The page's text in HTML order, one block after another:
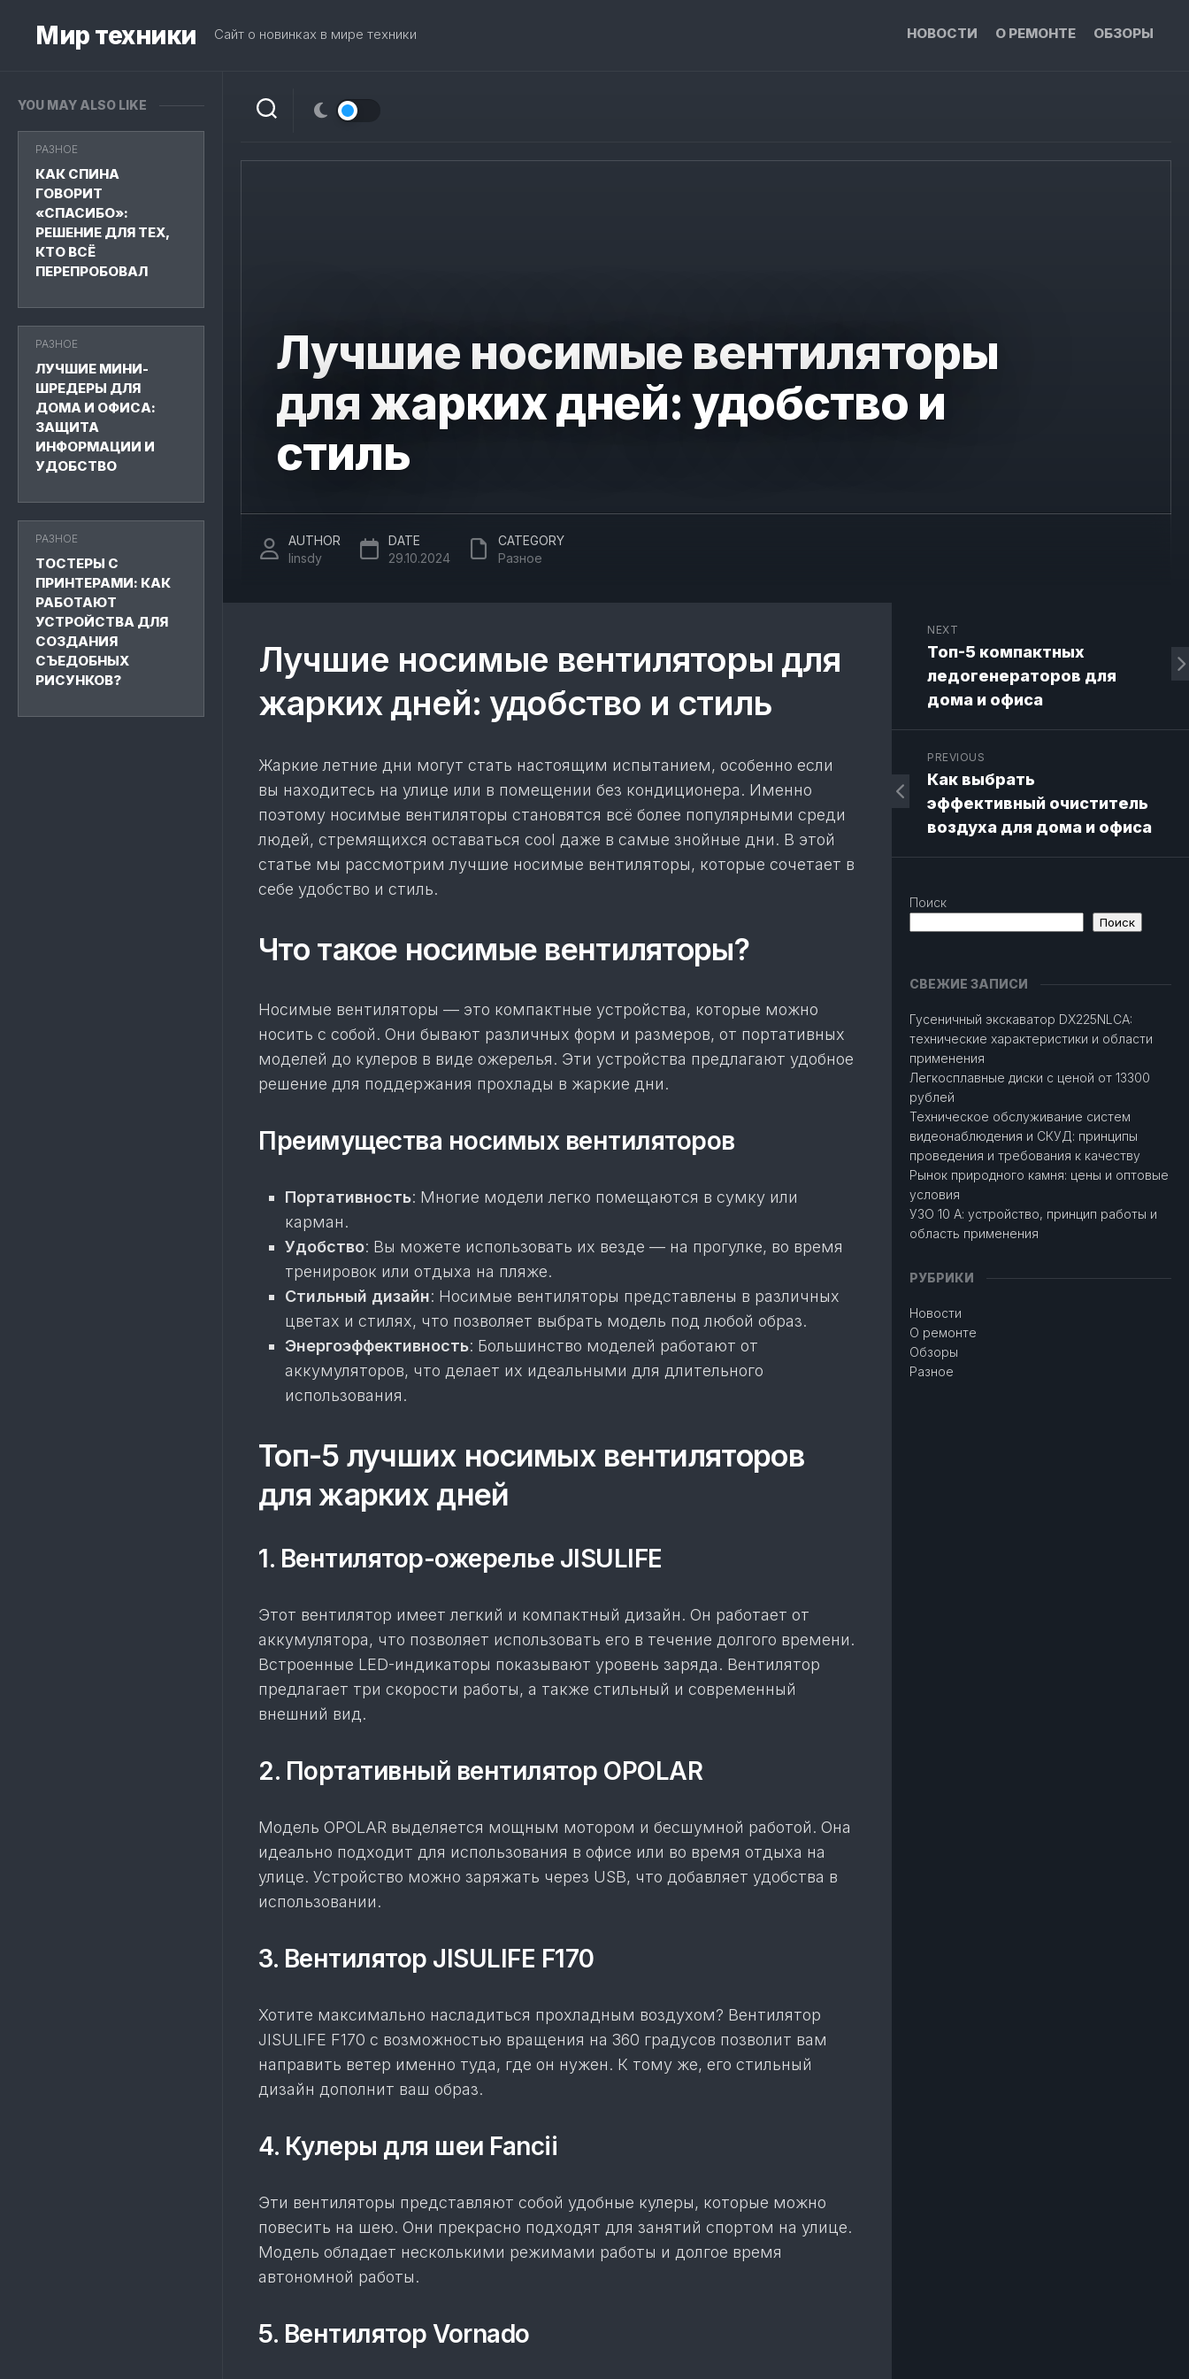
contentМир техники Сайт о новинках в мире техники НОВОСТИ О РЕМОНТЕ ОБЗОРЫ
YOU MAY ALSO LIKE
РАЗНОЕ
КАК СПИНА
ГОВОРИТ
«СПАСИБО»:
РЕШЕНИЕ ДЛЯ ТЕХ,
КТО ВСЁ
ПЕРЕПРОБОВАЛ
РАЗНОЕ
ЛУЧШИЕ МИНИ-
ШРЕДЕРЫ ДЛЯ
ДОМА И ОФИСА:
ЗАЩИТА
ИНФОРМАЦИИ И
УДОБСТВО
РАЗНОЕ
ТОСТЕРЫ С
ПРИНТЕРАМИ: КАК
РАБОТАЮТ
УСТРОЙСТВА ДЛЯ
СОЗДАНИЯ
СЪЕДОБНЫХ
РИСУНКОВ?
Лучшие носимые вентиляторы
для жарких дней: удобство и
стиль
AUTHOR
linsdy
DATE
29.10.2024
CATEGORY
Разное
Лучшие носимые вентиляторы для
жарких дней: удобство и стиль
Жаркие летние дни могут стать настоящим испытанием, особенно если
вы находитесь на улице или в помещении без кондиционера. Именно
поэтому носимые вентиляторы становятся всё более популярными среди
людей, стремящихся оставаться cool даже в самые знойные дни. В этой
статье мы рассмотрим лучшие носимые вентиляторы, которые сочетает в
себе удобство и стиль.
Что такое носимые вентиляторы?
Носимые вентиляторы — это компактные устройства, которые можно
носить с собой. Они бывают различных форм и размеров, от портативных
моделей до кулеров в виде ожерелья. Эти устройства предлагают удобное
решение для поддержания прохлады в жаркие дни.
Преимущества носимых вентиляторов
Портативность: Многие модели легко помещаются в сумку или
карман.
Удобство: Вы можете использовать их везде — на прогулке, во время
тренировок или отдыха на пляже.
Стильный дизайн: Носимые вентиляторы представлены в различных
цветах и стилях, что позволяет выбрать модель под любой образ.
Энергоэффективность: Большинство моделей работают от
аккумуляторов, что делает их идеальными для длительного
использования.
Топ-5 лучших носимых вентиляторов
для жарких дней
1. Вентилятор-ожерелье JISULIFE
Этот вентилятор имеет легкий и компактный дизайн. Он работает от
аккумулятора, что позволяет использовать его в течение долгого времени.
Встроенные LED-индикаторы показывают уровень заряда. Вентилятор
предлагает три скорости работы, а также стильный и современный
внешний вид.
2. Портативный вентилятор OPOLAR
Модель OPOLAR выделяется мощным мотором и бесшумной работой. Она
идеально подходит для использования в офисе или во время отдыха на
улице. Устройство можно заряжать через USB, что добавляет удобства в
использовании.
3. Вентилятор JISULIFE F170
Хотите максимально насладиться прохладным воздухом? Вентилятор
JISULIFE F170 с возможностью вращения на 360 градусов позволит вам
направить ветер именно туда, где он нужен. К тому же, его стильный
дизайн дополнит ваш образ.
4. Кулеры для шеи Fancii
Эти вентиляторы представляют собой удобные кулеры, которые можно
повесить на шею. Они прекрасно подходят для занятий спортом на улице.
Модель обладает несколькими режимами работы и долгое время
автономной работы.
5. Вентилятор Vornado
NEXT
Топ-5 компактных
ледогенераторов для
дома и офиса
PREVIOUS
Как выбрать
эффективный очиститель
воздуха для дома и офиса
Поиск
Поиск
СВЕЖИЕ ЗАПИСИ
Гусеничный экскаватор DX225NLCA:
технические характеристики и области
применения
Легкосплавные диски с ценой от 13300
рублей
Техническое обслуживание систем
видеонаблюдения и СКУД: принципы
проведения и требования к качеству
Рынок природного камня: цены и оптовые
условия
УЗО 10 А: устройство, принцип работы и
область применения
РУБРИКИ
Новости
О ремонте
Обзоры
Разное